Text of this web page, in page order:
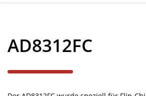
Die Verklebung
Epoxy Die Bonden
AD8312FC